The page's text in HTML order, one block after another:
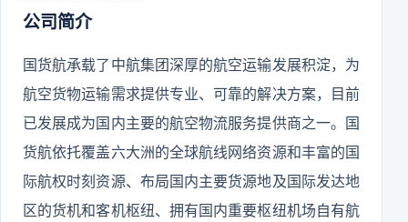
公司简介
国货航承载了中航集团深厚的航空运输发展积淀，为
航空货物运输需求提供专业、可靠的解决方案，目前
已发展成为国内主要的航空物流服务提供商之一。国
货航依托覆盖六大洲的全球航线网络资源和丰富的国
际航权时刻资源、布局国内主要货源地及国际发达地
区的货机和客机枢纽、拥有国内重要枢纽机场自有航